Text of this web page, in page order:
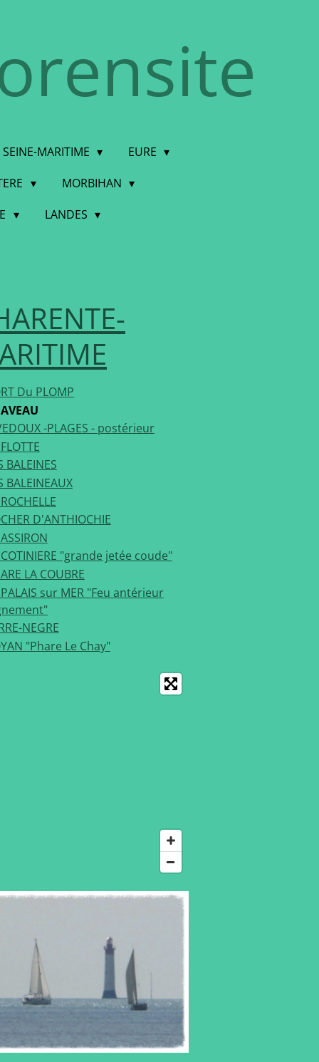
SEINE-MARITIME
EURE
MORBIHAN
LANDES
Du PLOMP
-PLAGES - postérieur
BALEINES
BALEINEAUX
D'ANTHIOCHIE
"grande jetée coude"
LA COUBRE
sur MER "Feu antérieur
NEGRE
"Phare Le Chay"